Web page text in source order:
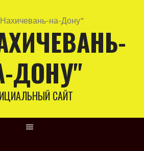
ДОНУ"
САЙТ